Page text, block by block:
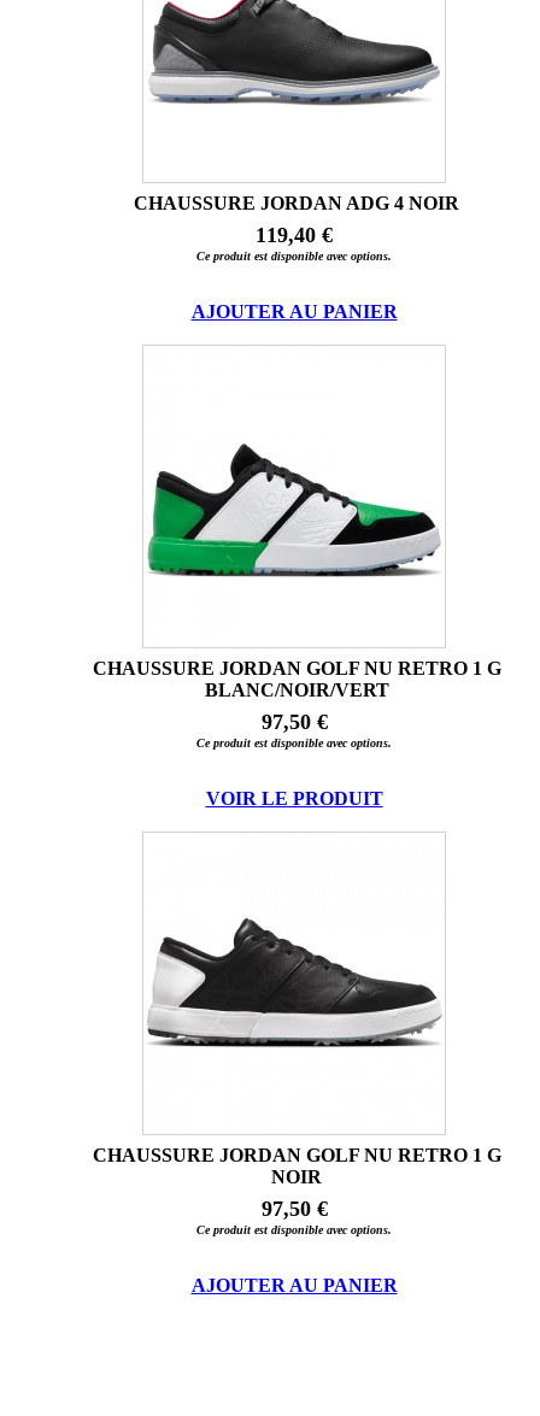
CHAUSSURE JORDAN ADG 4 NOIR
119,40 €
Ce produit est disponible avec options.
AJOUTER AU PANIER
CHAUSSURE JORDAN GOLF NU RETRO 1 G
BLANC/NOIR/VERT
97,50 €
Ce produit est disponible avec options.
VOIR LE PRODUIT
CHAUSSURE JORDAN GOLF NU RETRO 1 G
NOIR
97,50 €
Ce produit est disponible avec options.
AJOUTER AU PANIER